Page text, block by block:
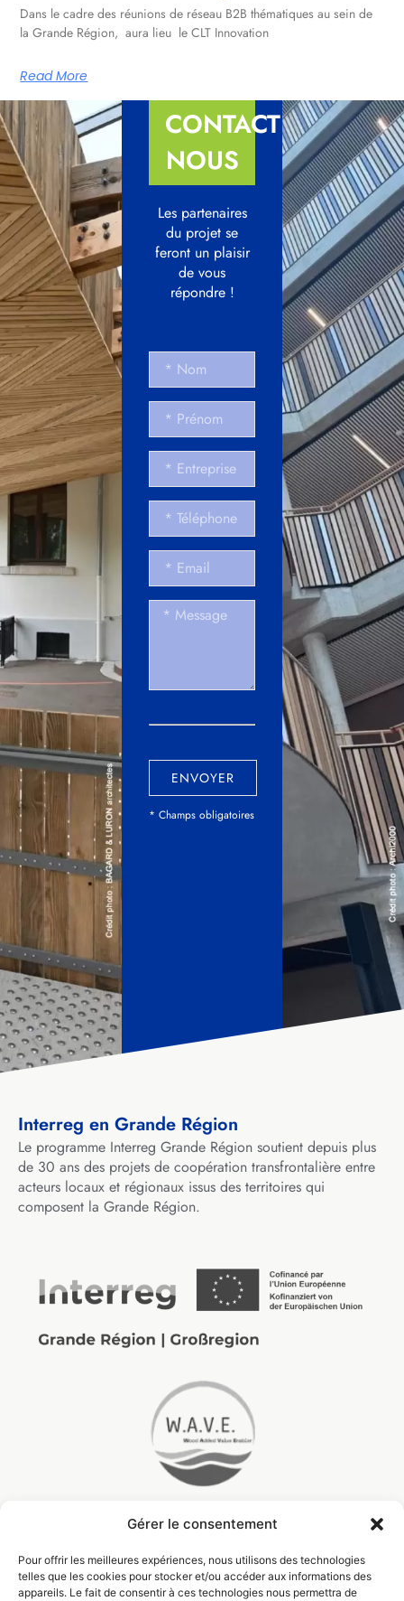
Gérer le consentement
Pour offrir les meilleures expériences, nous utilisons des technologies
telles que les cookies pour stocker et/ou accéder aux informations des
appareils. Le fait de consentir à ces technologies nous permettra de
Dans le cadre des réunions de réseau B2B thématiques au sein de
la Grande Région, aura lieu le CLT Innovation
Read More
CONTACTEZ-
NOUS
Les partenaires
du projet se
feront un plaisir
de vous
répondre !
ENVOYER
* Champs obligatoires
Interreg en Grande Région
Le programme Interreg Grande Région soutient depuis plus
de 30 ans des projets de coopération transfrontalière entre
acteurs locaux et régionaux issus des territoires qui
composent la Grande Région.